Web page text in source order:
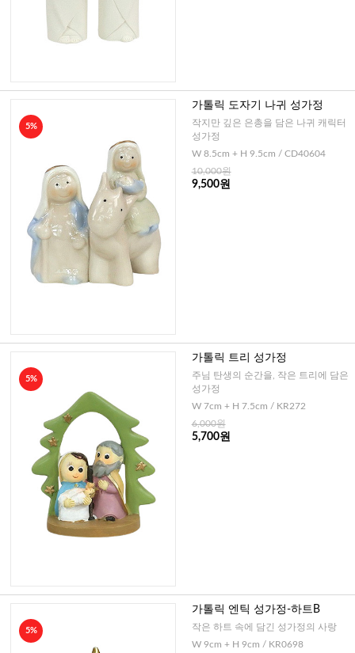
5%
가톨릭 도자기 나귀 성가정
작지만 깊은 은총을 담은 나귀 캐릭터
성가정
W 8.5cm + H 9.5cm / CD40604
10,000원
9,500원
5%
가톨릭 트리 성가정
주님 탄생의 순간을, 작은 트리에 담은
성가정
W 7cm + H 7.5cm / KR272
6,000원
5,700원
5%
가톨릭 엔틱 성가정-하트B
작은 하트 속에 담긴 성가정의 사랑
W 9cm + H 9cm / KR0698